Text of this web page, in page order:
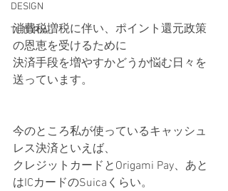
DESIGN
TUTORIAL
消費税増税に伴い、ポイント還元政策
の恩恵を受けるために
決済手段を増やすかどうか悩む日々を
送っています。
今のところ私が使っているキャッシュ
レス決済といえば、
クレジットカードとOrigami Pay、あと
はICカードのSuicaくらい。